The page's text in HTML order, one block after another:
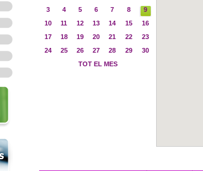
3
4 5 6 7 8
9
10
11 12 13 14 15
16
17
18 19 20 21 22
23
24
25 26 27 28 29
30
TOT EL MES